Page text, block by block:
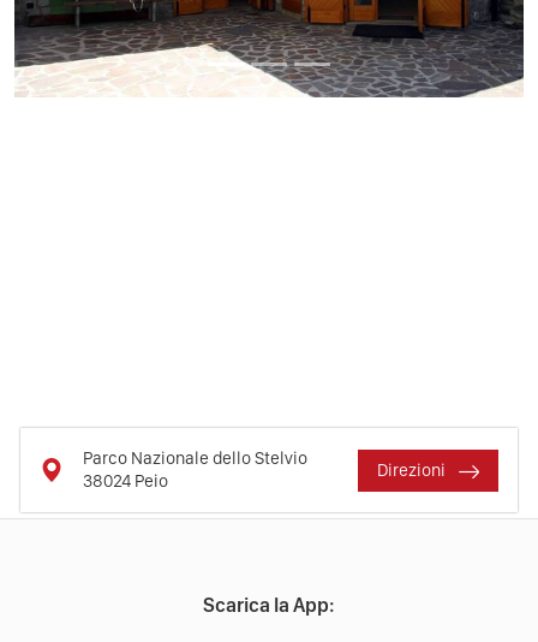
Parco Nazionale dello Stelvio
38024 Peio
Direzioni
Scarica la App: